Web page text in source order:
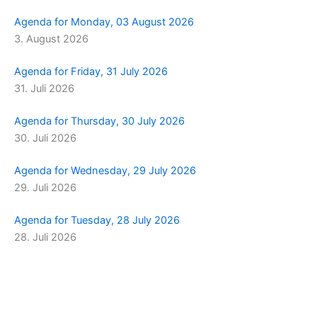
Agenda for Monday, 03 August 2026
3. August 2026
Agenda for Friday, 31 July 2026
31. Juli 2026
Agenda for Thursday, 30 July 2026
30. Juli 2026
Agenda for Wednesday, 29 July 2026
29. Juli 2026
Agenda for Tuesday, 28 July 2026
28. Juli 2026